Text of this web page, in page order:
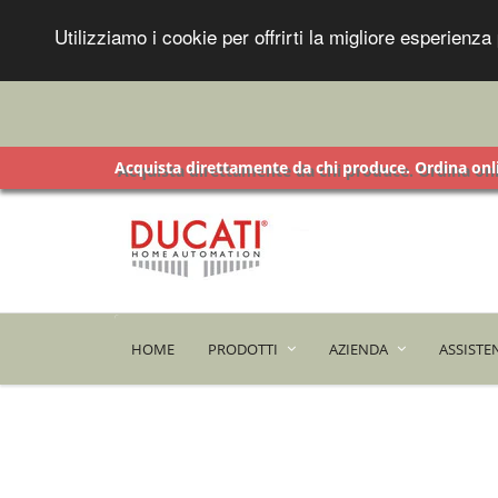
Utilizziamo i cookie per offrirti la migliore
Acquista direttamente da chi produce. Ordina
HOME PRODOTTI AZIENDA